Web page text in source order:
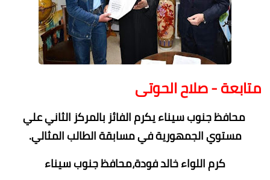
متابعة - صلاح الحوتى
محافظ جنوب سيناء يكرم الفائز بالمركز الثاني علي
مستوي الجمهورية في مسابقة الطالب المثالي.
كرم اللواء خالد فودة،محافظ جنوب سيناء